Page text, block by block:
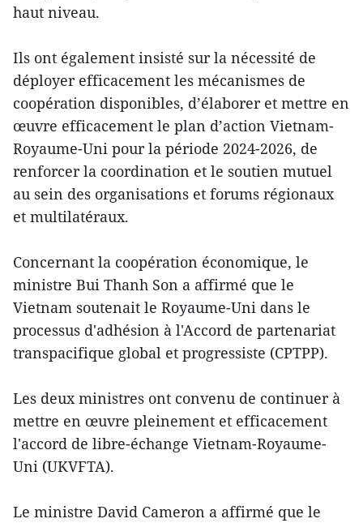
haut niveau.
Ils ont également insisté sur la nécessité de
déployer efficacement les mécanismes de
coopération disponibles, d’élaborer et mettre en
œuvre efficacement le plan d’action Vietnam-
Royaume-Uni pour la période 2024-2026, de
renforcer la coordination et le soutien mutuel
au sein des organisations et forums régionaux
et multilatéraux.
Concernant la coopération économique, le
ministre Bui Thanh Son a affirmé que le
Vietnam soutenait le Royaume-Uni dans le
processus d'adhésion à l'Accord de partenariat
transpacifique global et progressiste (CPTPP).
Les deux ministres ont convenu de continuer à
mettre en œuvre pleinement et efficacement
l'accord de libre-échange Vietnam-Royaume-
Uni (UKVFTA).
Le ministre David Cameron a affirmé que le